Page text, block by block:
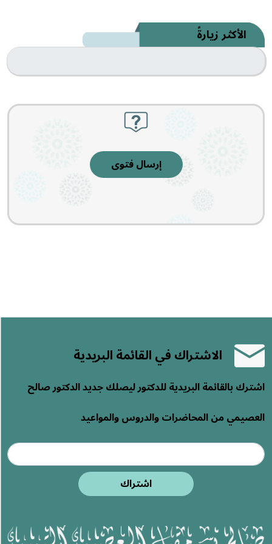
الأكثر زيارةً
إرسال فتوى
الاشتراك في القائمة البريدية
اشترك بالقائمة البريدية للدكتور ليصلك جديد الدكتور صالح
العصيمي من المحاضرات والدروس والمواعيد
اشتراك